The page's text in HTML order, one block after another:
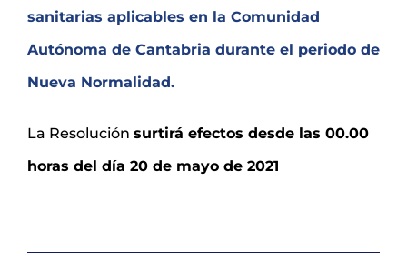
sanitarias aplicables en la Comunidad
Autónoma de Cantabria durante el periodo de
Nueva Normalidad.
La Resolución surtirá efectos desde las 00.00
horas del día 20 de mayo de 2021